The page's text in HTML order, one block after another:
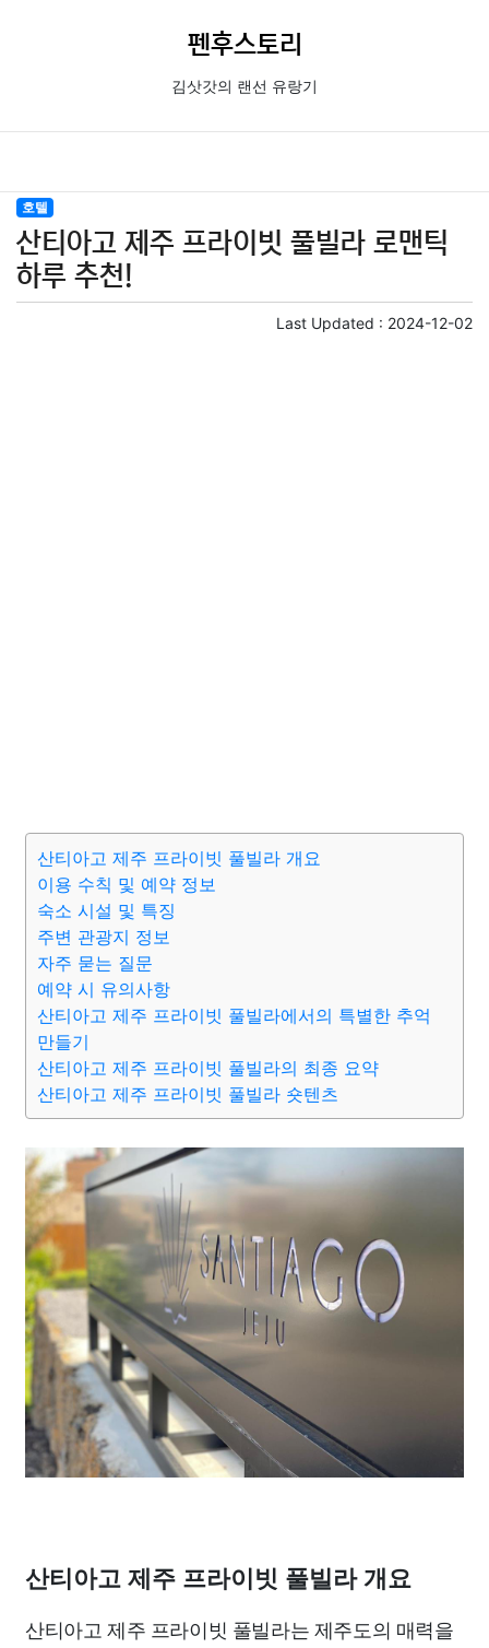
펜후스토리
김삿갓의 랜선 유랑기
호텔
산티아고 제주 프라이빗 풀빌라 로맨틱
하루 추천!
Last Updated : 2024-12-02
산티아고 제주 프라이빗 풀빌라 개요
이용 수칙 및 예약 정보
숙소 시설 및 특징
주변 관광지 정보
자주 묻는 질문
예약 시 유의사항
산티아고 제주 프라이빗 풀빌라에서의 특별한 추억
만들기
산티아고 제주 프라이빗 풀빌라의 최종 요약
산티아고 제주 프라이빗 풀빌라 숏텐츠
산티아고 제주 프라이빗 풀빌라 개요
산티아고 제주 프라이빗 풀빌라는 제주도의 매력을